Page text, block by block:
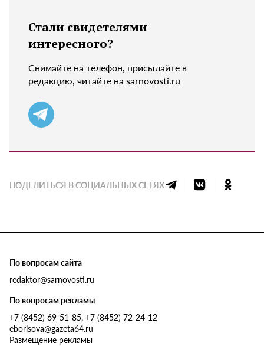
Стали свидетелями
интересного?
Снимайте на телефон, присылайте в
редакцию, читайте на sarnovosti.ru
ПОДЕЛИТЬСЯ В СОЦИАЛЬНЫХ СЕТЯХ
По вопросам сайта
redaktor@sarnovosti.ru
По вопросам рекламы
+7 (8452) 69-51-85, +7 (8452) 72-24-12
eborisova@gazeta64.ru
Размещение рекламы